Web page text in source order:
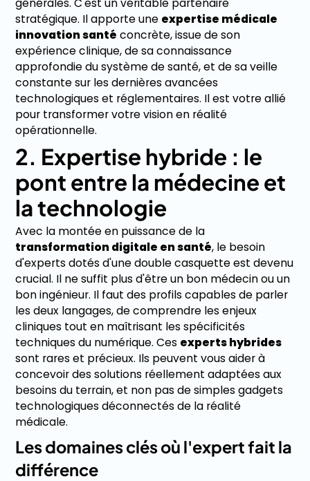
stratégique. Il apporte une expertise médicale
innovation santé concrète, issue de son
expérience clinique, de sa connaissance
approfondie du système de santé, et de sa veille
constante sur les dernières avancées
technologiques et réglementaires. Il est votre allié
pour transformer votre vision en réalité
opérationnelle.
2. Expertise hybride : le
pont entre la médecine et
la technologie
Avec la montée en puissance de la
transformation digitale en santé, le besoin
d'experts dotés d'une double casquette est devenu
crucial. Il ne suffit plus d'être un bon médecin ou un
bon ingénieur. Il faut des profils capables de parler
les deux langages, de comprendre les enjeux
cliniques tout en maîtrisant les spécificités
techniques du numérique. Ces experts hybrides
sont rares et précieux. Ils peuvent vous aider à
concevoir des solutions réellement adaptées aux
besoins du terrain, et non pas de simples gadgets
technologiques déconnectés de la réalité
médicale.
Les domaines clés où l'expert fait la
différence